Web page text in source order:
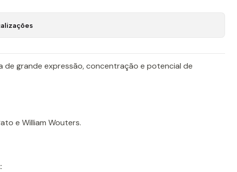
de grande expressão, concentração e potencial de
e William Wouters.